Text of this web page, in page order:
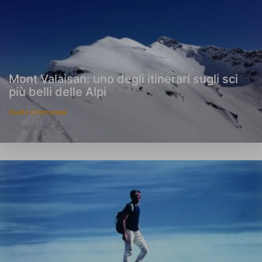
Mont Valaisan: uno degli itinerari sugli sci
più belli delle Alpi
Guido Cremonesi
22 Dicembre 2025